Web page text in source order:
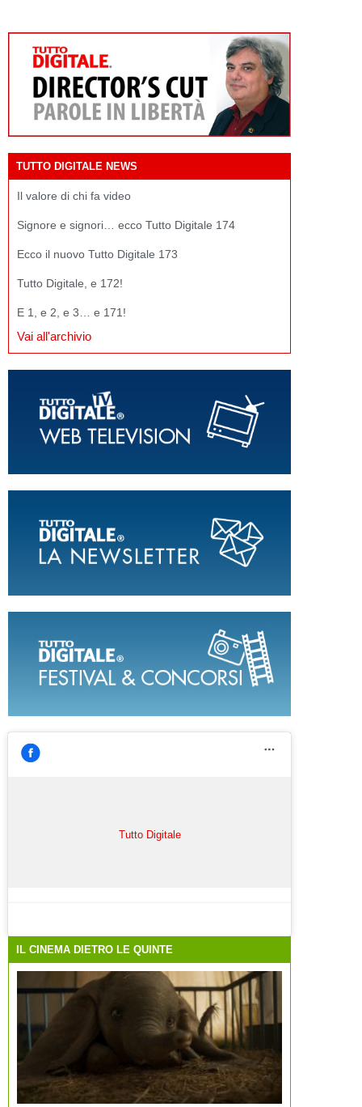
TUTTO DIGITALE NEWS
Il valore di chi fa video
Signore e signori… ecco Tutto Digitale 174
Ecco il nuovo Tutto Digitale 173
Tutto Digitale, e 172!
E 1, e 2, e 3… e 171!
Vai all'archivio
Tutto Digitale
IL CINEMA DIETRO LE QUINTE